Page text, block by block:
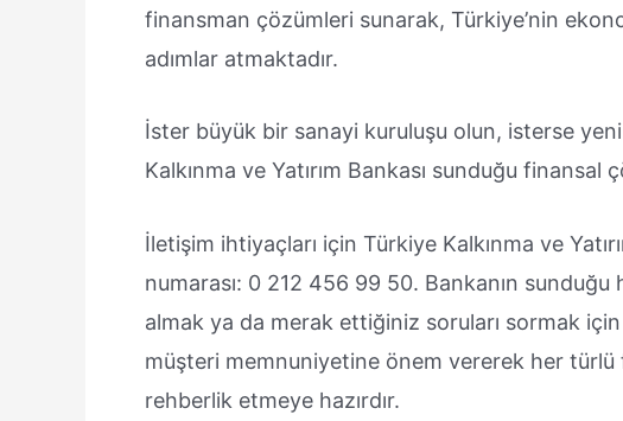
finansman çözümleri sunarak, Türkiye’nin
adımlar atmaktadır.
İster büyük bir sanayi kuruluşu olun, isterse
Kalkınma ve Yatırım Bankası sunduğu finansal
İletişim ihtiyaçları için Türkiye Kalkınma ve
numarası: 0 212 456 99 50. Bankanın sunduğu
almak ya da merak ettiğiniz soruları sormak
müşteri memnuniyetine önem vererek her türlü
rehberlik etmeye hazırdır.